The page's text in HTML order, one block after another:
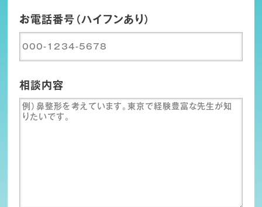
お電話番号（ハイフンあり）
相談内容